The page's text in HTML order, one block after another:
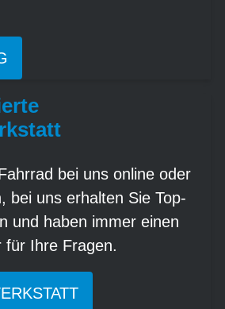
bei uns online oder
bei uns erhalten Sie Top-
und haben immer einen
für Ihre Fragen.